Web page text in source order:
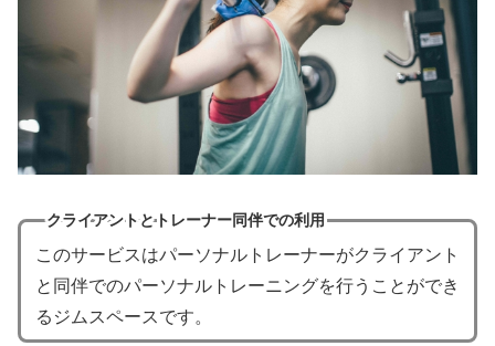
クライアントとトレーナー同伴での利用
このサービスはパーソナルトレーナーがクライアント
と同伴でのパーソナルトレーニングを行うことができ
るジムスペースです。